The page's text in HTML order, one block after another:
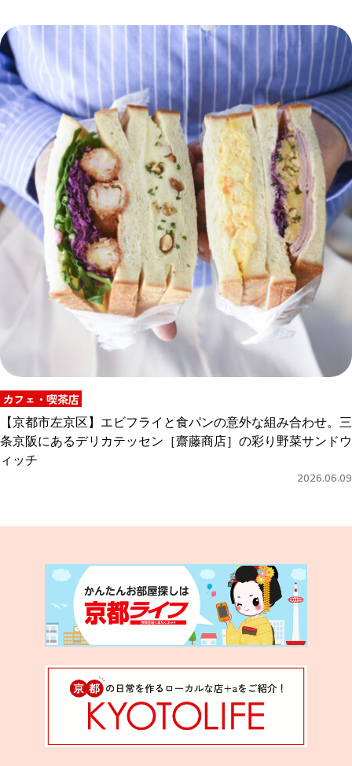
カフェ・喫茶店
【京都市左京区】エビフライと食パンの意外な組み合わせ。三
条京阪にあるデリカテッセン［齋藤商店］の彩り野菜サンドウ
ィッチ
2026.06.09